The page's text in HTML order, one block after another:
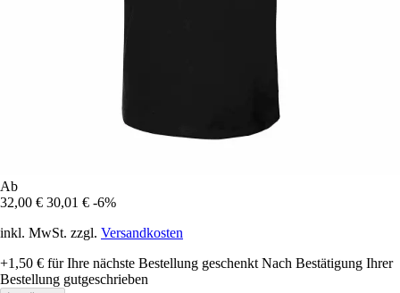
Ab
32,00 € 30,01 € -6%
inkl. MwSt. zzgl. Versandkosten
+1,50 € für Ihre nächste Bestellung geschenkt Nach Bestätigung Ihrer
Bestellung gutgeschrieben